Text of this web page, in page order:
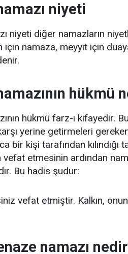
niyeti
niyeti diğer namazların
için namaza, meyyit için
hükmü
hükmü farz-ı kifayedir.
yerine getirmeleri
bir kişi tarafından
etmesinin ardından
Bu hadis şudur:
vefat etmiştir. Kalkın, onun
namazı nedir